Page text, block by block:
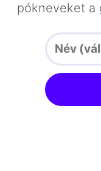
pókneveket a